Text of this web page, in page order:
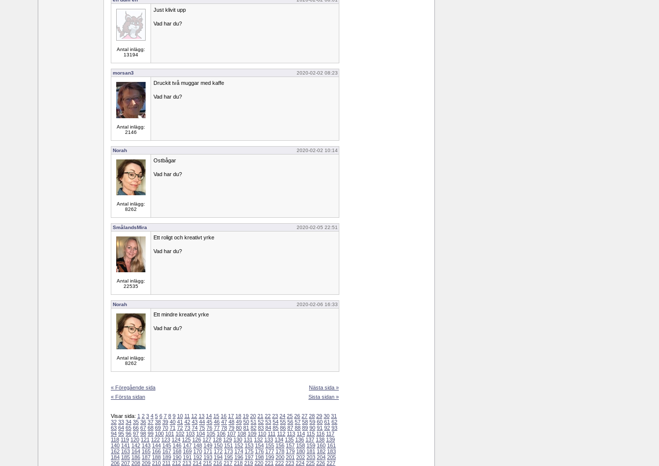
Antal inlägg:
13194
Just klivit upp
Vad har du?
morsan3 2020-02-02 08:23
Antal inlägg:
2146
Druckit två muggar med kaffe
Vad har du?
Norah 2020-02-02 10:14
Antal inlägg:
8262
Ostbågar
Vad har du?
SmålandsMira 2020-02-05 22:51
Antal inlägg:
22535
Ett roligt och kreativt yrke
Vad har du?
Norah 2020-02-06 16:33
Antal inlägg:
8262
Ett mindre kreativt yrke
Vad har du?
« Föregående sida
« Första sidan
Nästa sida »
Sista sidan »
Visar sida: 1 2 3 4 5 6 7 8 9 10 11 12 13 14 15 16 17 18 19 20 21 22 23 24 25 26 27 28 29 30 31
32 33 34 35 36 37 38 39 40 41 42 43 44 45 46 47 48 49 50 51 52 53 54 55 56 57 58 59 60 61 62
63 64 65 66 67 68 69 70 71 72 73 74 75 76 77 78 79 80 81 82 83 84 85 86 87 88 89 90 91 92 93
94 95 96 97 98 99 100 101 102 103 104 105 106 107 108 109 110 111 112 113 114 115 116 117
118 119 120 121 122 123 124 125 126 127 128 129 130 131 132 133 134 135 136 137 138 139
140 141 142 143 144 145 146 147 148 149 150 151 152 153 154 155 156 157 158 159 160 161
162 163 164 165 166 167 168 169 170 171 172 173 174 175 176 177 178 179 180 181 182 183
184 185 186 187 188 189 190 191 192 193 194 195 196 197 198 199 200 201 202 203 204 205
206 207 208 209 210 211 212 213 214 215 216 217 218 219 220 221 222 223 224 225 226 227